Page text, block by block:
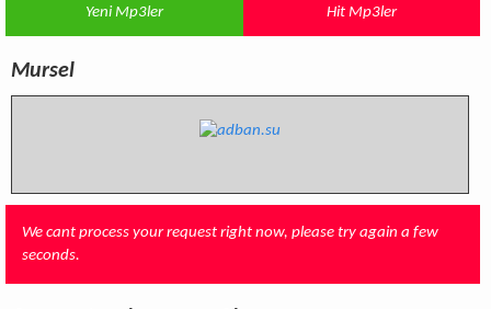
Yeni Mp3ler Hit Mp3ler
Mursel
We cant process your request right now, please try again a few
seconds.